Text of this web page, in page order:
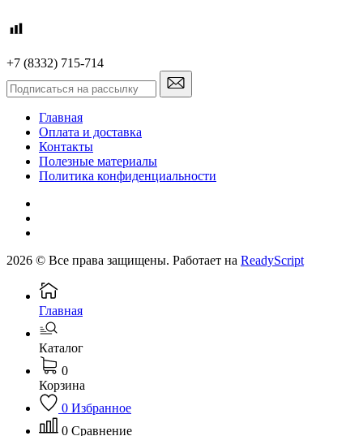
+7 (8332) 715-714
Главная
Оплата и доставка
Контакты
Полезные материалы
Политика конфиденциальности
2026 © Все права защищены. Работает на ReadyScript
Главная
Каталог
0
Корзина
0 Избранное
0 Сравнение